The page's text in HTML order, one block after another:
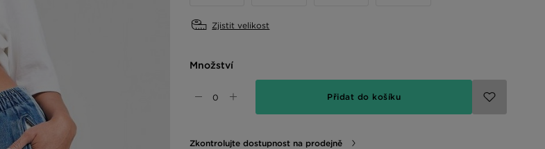
Zjistit velikost
Množství
Přidat do košíku
Zkontrolujte dostupnost na prodejně